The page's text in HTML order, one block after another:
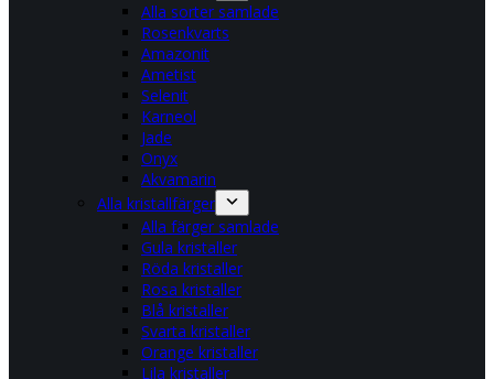
Alla sorter samlade
Rosenkvarts
Amazonit
Ametist
Selenit
Karneol
Jade
Onyx
Akvamarin
Alla kristallfärger
Alla färger samlade
Gula kristaller
Röda kristaller
Rosa kristaller
Blå kristaller
Svarta kristaller
Orange kristaller
Lila kristaller